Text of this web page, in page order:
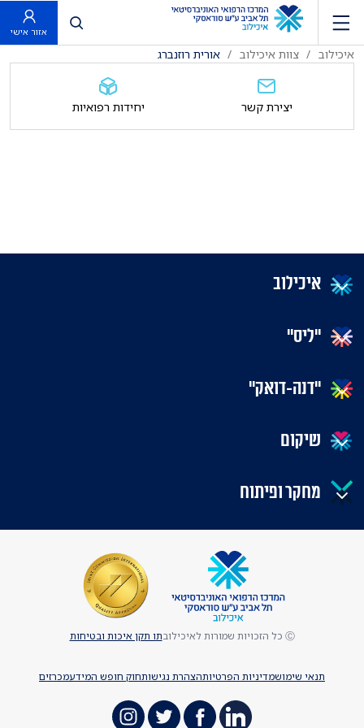
פתח חיפוש
אזור אישי
איכילוב צוות איכילוב אורית רוזנברג
יצירת קשר יחידות רפואיות
איכילוב
"ליס"
"דנה-דואק"
שיקום
מחקר ופיתוח
תנאי שימושמדיניות הפרטיותהצהרת נגישותחוק חופש המידעמכרזים
Ⓒ כל הזכויות שמורות לאיכילוב תו תקן איכות ובטיחות